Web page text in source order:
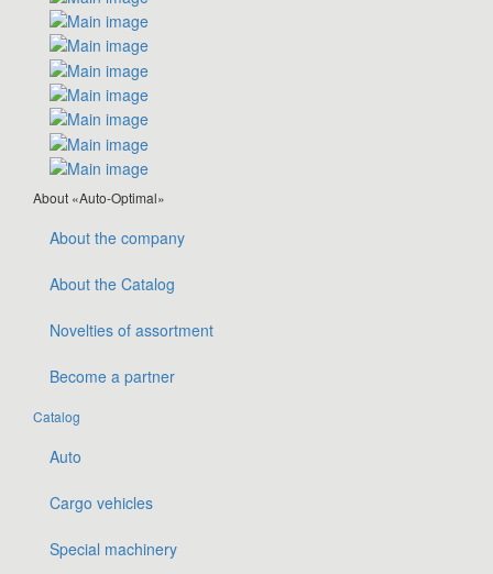
About «Auto-Optimal»
About the company
About the Catalog
Novelties of assortment
Become a partner
Catalog
Auto
Cargo vehicles
Special machinery